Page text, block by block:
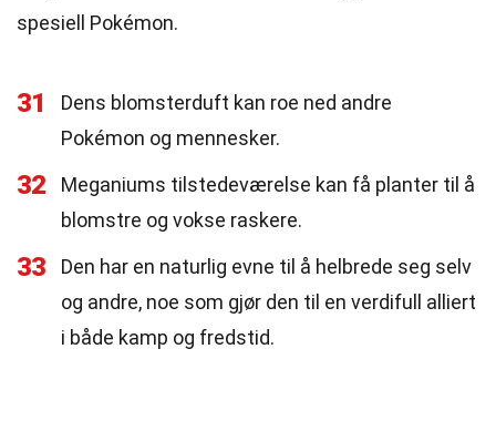
spesiell Pokémon.
31
Dens blomsterduft kan roe ned andre
Pokémon og mennesker.
32
Meganiums tilstedeværelse kan få planter til å
blomstre og vokse raskere.
33
Den har en naturlig evne til å helbrede seg selv
og andre, noe som gjør den til en verdifull alliert
i både kamp og fredstid.